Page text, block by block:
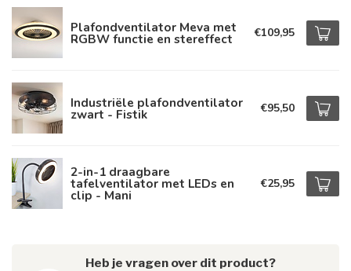
Plafondventilator Meva met
RGBW functie en stereffect €109,95
Industriële plafondventilator
zwart - Fistik €95,50
2-in-1 draagbare
tafelventilator met LEDs en
clip - Mani
€25,95
Heb je vragen over dit product?